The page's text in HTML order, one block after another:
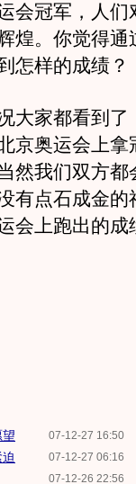
冠军，人们
煌。你觉得通
怎样的成绩？
家都看到了
京奥运会上拿
然我们双方都
有点石成金的
会上跑出的成
07-12-27 16:50
07-12-27 06:16
07-12-26 22:56